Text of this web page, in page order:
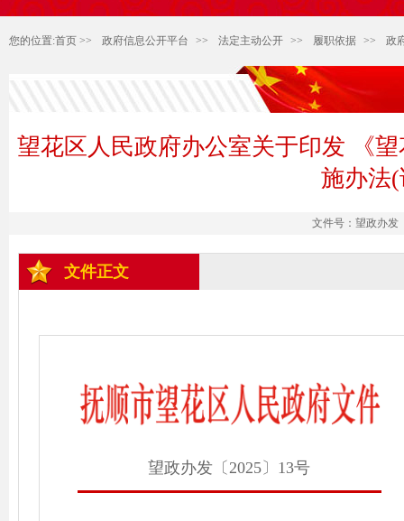
您的位置:首页 >> 政府信息公开平台 >> 法定主动公开 >> 履职依据 >> 政
望花区人民政府办公室关于印发 《
施办法
文件号：望政办发
文件正文
望政办发〔2025〕13号